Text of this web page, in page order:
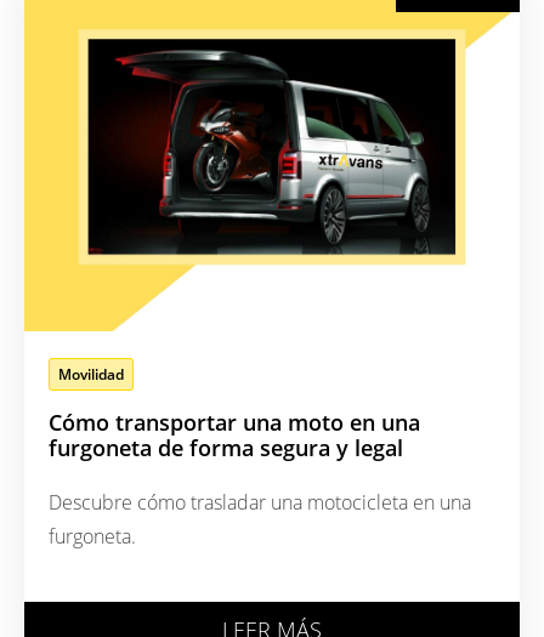
Movilidad
Cómo transportar una moto en una
furgoneta de forma segura y legal
Descubre cómo trasladar una motocicleta en una
furgoneta.
LEER MÁS